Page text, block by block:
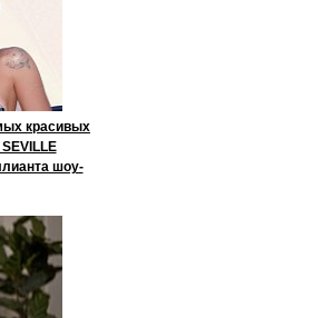
красивых
шоу-